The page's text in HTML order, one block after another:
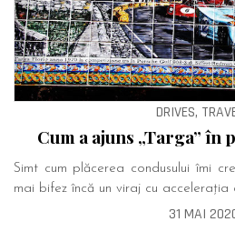
DRIVES,
Cum a ajuns „Targa” în
Simt cum plăcerea condusului îmi
mai bifez încă un viraj cu accelerația
31 MAI